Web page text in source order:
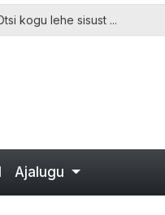
Ajalugu